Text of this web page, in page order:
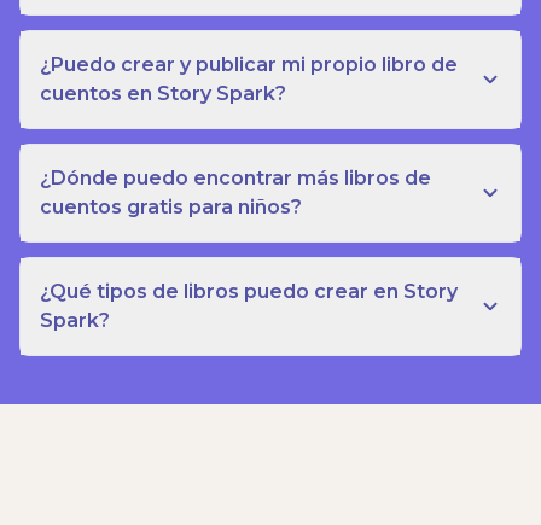
¿Puedo crear y publicar mi propio libro de
cuentos en Story Spark?
¿Dónde puedo encontrar más libros de
cuentos gratis para niños?
¿Qué tipos de libros puedo crear en Story
Spark?